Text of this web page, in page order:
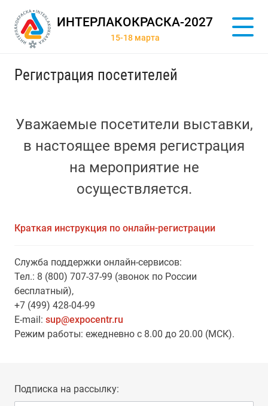
ИНТЕРЛАКОКРАСКА-2027
15-18 марта
Регистрация посетителей
Уважаемые посетители выставки,
в настоящее время регистрация
на мероприятие не
осуществляется.
Краткая инструкция по онлайн-регистрации
Служба поддержки онлайн-сервисов:
Тел.: 8 (800) 707-37-99 (звонок по России
бесплатный),
+7 (499) 428-04-99
E-mail: sup@expocentr.ru
Режим работы: ежедневно с 8.00 до 20.00 (МСК).
Подписка на рассылку: